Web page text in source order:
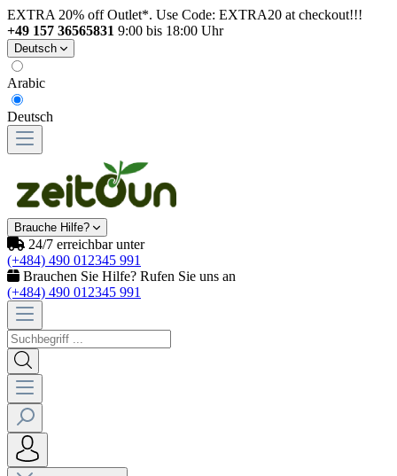
EXTRA 20% off Outlet*. Use Code: EXTRA20 at checkout!!!
+49 157 36565831 9:00 bis 18:00 Uhr
Deutsch
Arabic
Deutsch
Brauche Hilfe?
24/7 erreichbar unter
(+484) 490 012345 991
Brauchen Sie Hilfe? Rufen Sie uns an
(+484) 490 012345 991